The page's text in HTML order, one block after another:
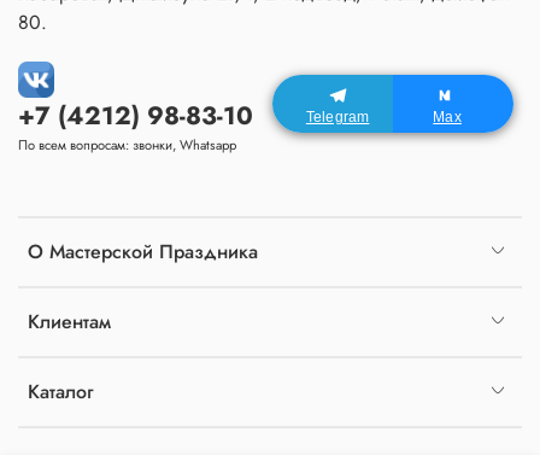
О Мастерской Праздника
Клиентам
Каталог
+7 (4212) 98-83-10
По всем вопросам: звонки, Whatsapp
80.
Telegram Max